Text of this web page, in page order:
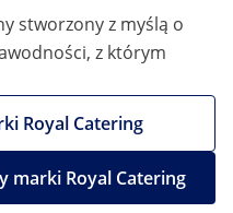
stworzony z myślą o
z którym
Royal Catering
marki Royal Catering